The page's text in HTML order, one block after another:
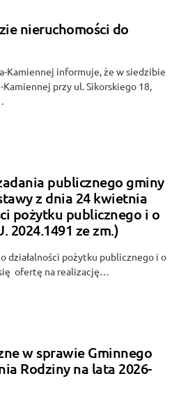
nieruchomości do
Kamiennej informuje, że w siedzibie
Kamiennej przy ul. Sikorskiego 18,
publicznego gminy
z dnia 24 kwietnia
pożytku publicznego i o
2024.1491 ze zm.)
działalności pożytku publicznego i o
ofertę na realizację…
w sprawie Gminnego
Rodziny na lata 2026-